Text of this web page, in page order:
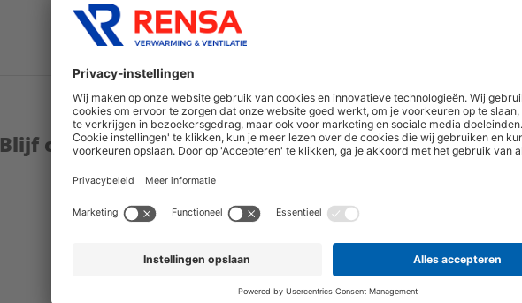
Serie:
Verlegsysteem
Blijf op de hoogte van nieuwe producten en onze